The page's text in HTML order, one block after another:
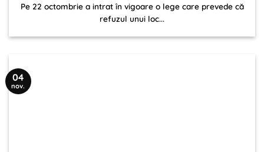
Pe 22 octombrie a intrat în vigoare o lege care prevede că
refuzul unui loc...
04
nov.